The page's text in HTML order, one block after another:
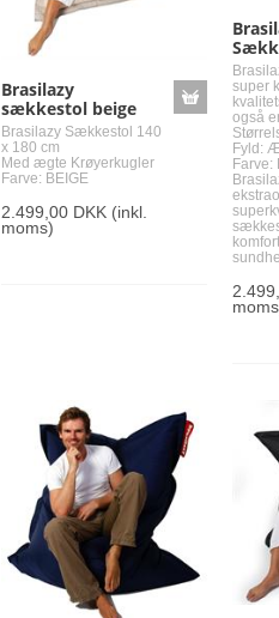
Brasilazy
sækkestol beige
Brasilazy Sækkestol 140
x 180 cm
Med ægte Krøyerkugler
Farve: BEIGE
2.499,00 DKK (inkl.
moms)
super
også
Fyld:
Farve: